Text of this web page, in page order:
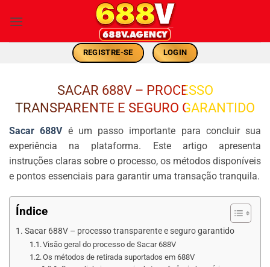
REGISTRE-SE LOGIN
SACAR 688V – PROCESSO
TRANSPARENTE E SEGURO GARANTIDO
Sacar 688Vé um passo importante para concluir sua
experiência na plataforma. Este artigo apresenta
instruções claras sobre o processo, os métodos disponíveis
e pontos essenciais para garantir uma transação tranquila.
Índice
Sacar 688V – processo transparente e seguro garantido
Visão geral do processo de Sacar 688V
Os métodos de retirada suportados em 688V